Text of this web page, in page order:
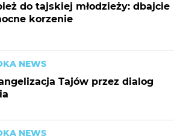
do tajskiej młodzieży: dbajcie
korzenie
NEWS
Tajów przez dialog
NEWS